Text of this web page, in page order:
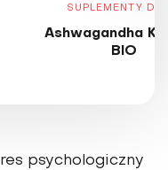
SUPLEMENTY
Ashwagandha
BIO
psychologiczny